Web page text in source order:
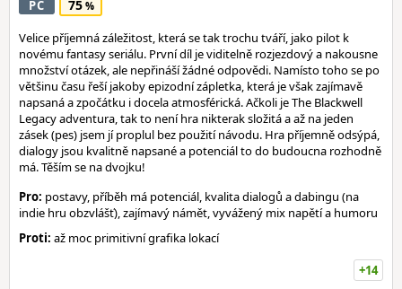
PC 75
Velice příjemná záležitost, která se tak trochu tváří, jako pilot k
novému fantasy seriálu. První díl je viditelně rozjezdový a nakousne
množství otázek, ale nepřináší žádné odpovědi. Namísto toho se po
většinu času řeší jakoby epizodní zápletka, která je však zajímavě
napsaná a zpočátku i docela atmosférická. Ačkoli je The Blackwell
Legacy adventura, tak to není hra nikterak složitá a až na jeden
zásek (pes) jsem jí proplul bez použití návodu. Hra příjemně odsýpá,
dialogy jsou kvalitně napsané a potenciál to do budoucna rozhodně
má. Těším se na dvojku!
Pro: postavy, příběh má potenciál, kvalita dialogů a dabingu (na
indie hru obzvlášť), zajímavý námět, vyvážený mix napětí a humoru
Proti: až moc primitivní grafika lokací
+14